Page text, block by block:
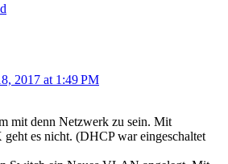
2017 at 1:49 PM
mit denn Netzwerk zu sein. Mit
es nicht. (DHCP war eingeschaltet